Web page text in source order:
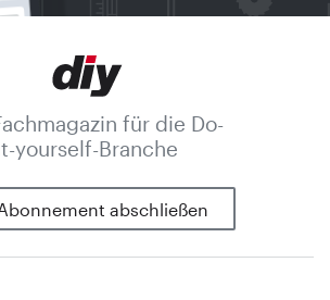
für die Do-
yourself-Branche
abschließen